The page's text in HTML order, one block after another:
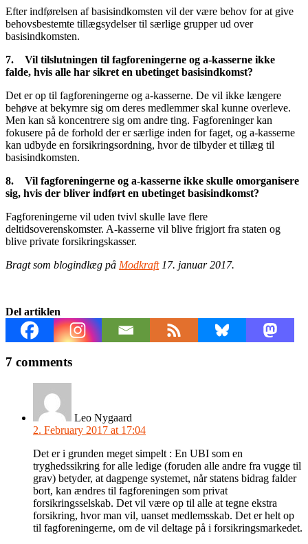
Efter indførelsen af basisindkomsten vil der være behov for at give
behovsbestemte tillægsydelser til særlige grupper ud over
basisindkomsten.
7. Vil tilslutningen til fagforeningerne og a-kasserne ikke
falde, hvis alle har sikret en ubetinget basisindkomst?
Det er op til fagforeningerne og a-kasserne. De vil ikke længere
behøve at bekymre sig om deres medlemmer skal kunne overleve.
Men kan så koncentrere sig om andre ting. Fagforeninger kan
fokusere på de forhold der er særlige inden for faget, og a-kasserne
kan udbyde en forsikringsordning, hvor de tilbyder et tillæg til
basisindkomsten.
8. Vil fagforeningerne og a-kasserne ikke skulle omorganisere
sig, hvis der bliver indført en ubetinget basisindkomst?
Fagforeningerne vil uden tvivl skulle lave flere
deltidsoverenskomster. A-kasserne vil blive frigjort fra staten og
blive private forsikringskasser.
Bragt som blogindlæg på Modkraft17. januar 2017.
Del artiklen
7 comments
Leo Nygaard
2. February 2017 at 17:04
Det er i grunden meget simpelt : En UBI som en
tryghedssikring for alle ledige (foruden alle andre fra vugge til
grav) betyder, at dagpenge systemet, når statens bidrag falder
bort, kan ændres til fagforeningen som privat
forsikringsselskab. Det vil være op til alle at tegne ekstra
forsikring, hvor man vil, uanset medlemsskab. Det er helt op
til fagforeningerne, om de vil deltage på i forsikringsmarkedet.